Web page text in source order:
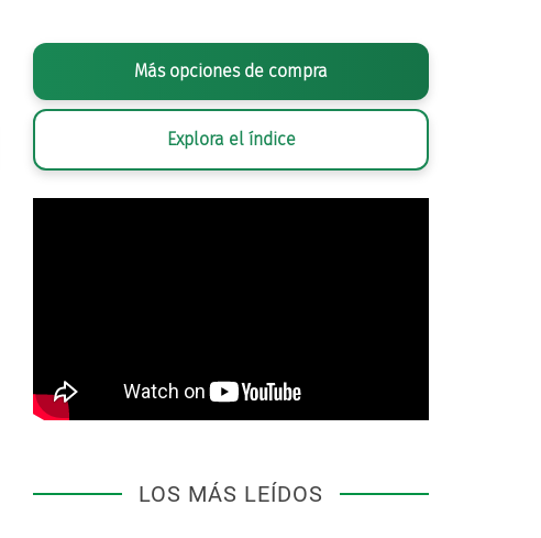
FOTOGRAMA DELAS POQUIANCHIS
Más opciones de compra
Explora el índice
LOS MÁS LEÍDOS